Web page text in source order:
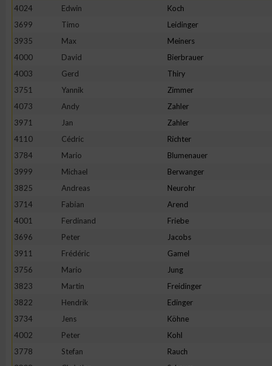
4024 Edwin Koch
3699
Timo Leidinger
3935
Max Meiners
4000
David Bierbrauer
4003
Gerd Thiry
3751
Yannik Zimmer
4073
Andy Zahler
3971
Jan Zahler
4110
Cédric Richter
3784
Mario Blumenauer
3999
Michael Berwanger
3825
Andreas Neurohr
3714
Fabian Arend
4001
Ferdinand Friebe
3696
Peter Jacobs
3911
Frédéric Gamel
3756
Mario Jung
3823
Martin Freidinger
3822
Hendrik Edinger
3734
Jens Köhne
4002
Peter Kohl
3778
Stefan Rauch